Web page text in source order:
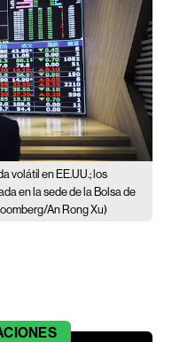
volátil en EE.UU.; los
en la sede de la Bolsa de
An Rong Xu)